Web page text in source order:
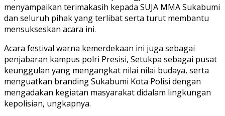
menyampaikan terimakasih kepada SUJA MMA Sukabumi
dan seluruh pihak yang terlibat serta turut membantu
mensukseskan acara ini.
Acara festival warna kemerdekaan ini juga sebagai
penjabaran kampus polri Presisi, Setukpa sebagai pusat
keunggulan yang mengangkat nilai nilai budaya, serta
menguatkan branding Sukabumi Kota Polisi dengan
mengadakan kegiatan masyarakat didalam lingkungan
kepolisian, ungkapnya.